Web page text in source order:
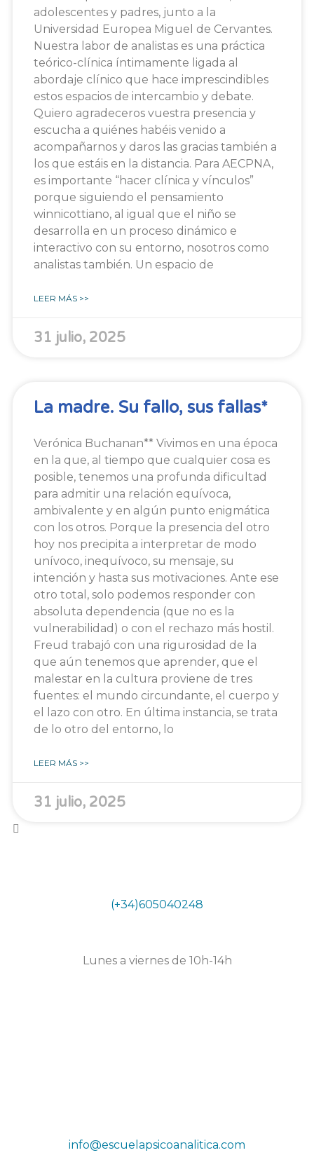
adolescentes y padres, junto a la
Universidad Europea Miguel de Cervantes.
Nuestra labor de analistas es una práctica
teórico-clínica íntimamente ligada al
abordaje clínico que hace imprescindibles
estos espacios de intercambio y debate.
Quiero agradeceros vuestra presencia y
escucha a quiénes habéis venido a
acompañarnos y daros las gracias también a
los que estáis en la distancia. Para AECPNA,
es importante “hacer clínica y vínculos”
porque siguiendo el pensamiento
winnicottiano, al igual que el niño se
desarrolla en un proceso dinámico e
interactivo con su entorno, nosotros como
analistas también. Un espacio de
LEER MÁS >>
31 julio, 2025
La madre. Su fallo, sus fallas*
Verónica Buchanan** Vivimos en una época
en la que, al tiempo que cualquier cosa es
posible, tenemos una profunda dificultad
para admitir una relación equívoca,
ambivalente y en algún punto enigmática
con los otros. Porque la presencia del otro
hoy nos precipita a interpretar de modo
unívoco, inequívoco, su mensaje, su
intención y hasta sus motivaciones. Ante ese
otro total, solo podemos responder con
absoluta dependencia (que no es la
vulnerabilidad) o con el rechazo más hostil.
Freud trabajó con una rigurosidad de la
que aún tenemos que aprender, que el
malestar en la cultura proviene de tres
fuentes: el mundo circundante, el cuerpo y
el lazo con otro. En última instancia, se trata
de lo otro del entorno, lo
LEER MÁS >>
31 julio, 2025
(+34)605040248
Lunes a viernes de 10h-14h
info@escuelapsicoanalitica.com